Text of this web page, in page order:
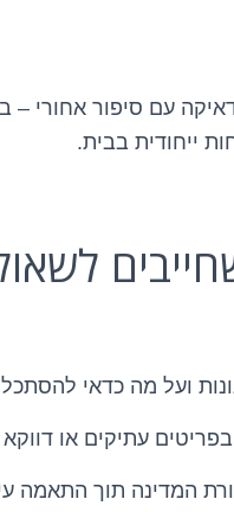
עם סיפור אחורי –
ייחודית בבית.
ועל מה כדאי להסתכל
עתיקים או דווקא
המדינה תוך התאמה